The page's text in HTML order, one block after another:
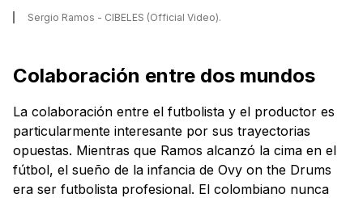
Sergio Ramos - CIBELES (Official Video).
Colaboración entre dos mundos
La colaboración entre el futbolista y el productor es
particularmente interesante por sus trayectorias
opuestas. Mientras que Ramos alcanzó la cima en el
fútbol, el sueño de la infancia de Ovy on the Drums
era ser futbolista profesional. El colombiano nunca